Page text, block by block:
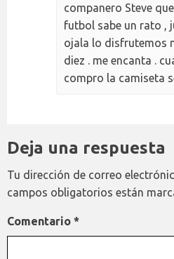
companero Steve
futbol sabe un rato ,
ojala lo disfrutemos
diez . me encanta .
compro la camiseta
Deja una respuesta
Tu dirección de correo
campos obligatorios están
Comentario *